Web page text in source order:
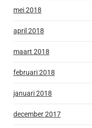
mei 2018
april 2018
maart 2018
februari 2018
januari 2018
december 2017